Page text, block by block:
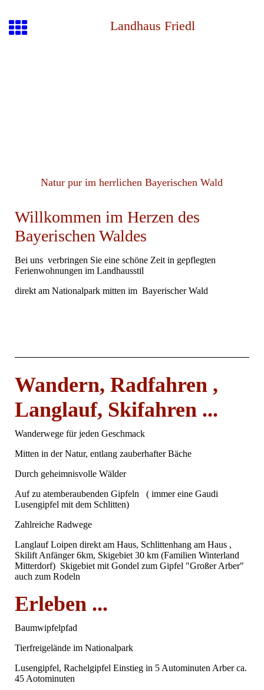
Landhaus Friedl
Natur pur im herrlichen Bayerischen Wald
Willkommen im Herzen des
Bayerischen Waldes
Bei uns verbringen Sie eine schöne Zeit in gepflegten
Ferienwohnungen im Landhausstil
direkt am Nationalpark mitten im Bayerischer Wald
Wandern, Radfahren ,
Langlauf, Skifahren ...
Wanderwege für jeden Geschmack
Mitten in der Natur, entlang zauberhafter Bäche
Durch geheimnisvolle Wälder
Auf zu atemberaubenden Gipfeln ( immer eine Gaudi
Lusengipfel mit dem Schlitten)
Zahlreiche Radwege
Langlauf Loipen direkt am Haus, Schlittenhang am Haus ,
Skilift Anfänger 6km, Skigebiet 30 km (Familien Winterland
Mitterdorf) Skigebiet mit Gondel zum Gipfel "Großer Arber"
auch zum Rodeln
Erleben ...
Baumwipfelpfad
Tierfreigelände im Nationalpark
Lusengipfel, Rachelgipfel Einstieg in 5 Autominuten Arber ca.
45 Aotominuten